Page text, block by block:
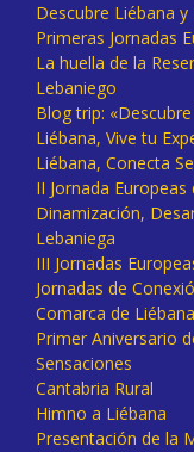
Descubre Liébana
Primeras Jornadas
La huella de la
Lebaniego
Blog trip:
Liébana, Vive tu
Liébana, Conecta
II Jornada
Dinamización,
Lebaniega
III Jornadas
Jornadas de
Comarca de Liébana
Primer Aniversario
Sensaciones
Cantabria Rural
Himno a Liébana
Presentación de la